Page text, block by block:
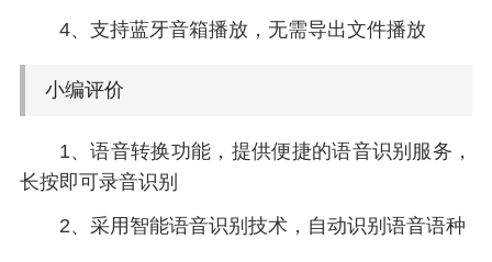
4、支持蓝牙音箱播放，无需导出文件播放
小编评价
1、语音转换功能，提供便捷的语音识别服务，
长按即可录音识别
2、采用智能语音识别技术，自动识别语音语种